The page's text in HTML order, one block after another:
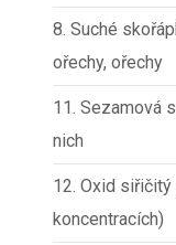
8. Suché
ořechy, ořechy
11. Sezamová
nich
12. Oxid
koncentracích)